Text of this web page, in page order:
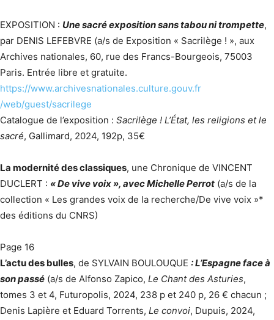
EXPOSITION : Une sacré exposition sans tabou ni trompette,
par DENIS LEFEBVRE (a/s de Exposition « Sacrilège ! », aux
Archives nationales, 60, rue des Francs-Bourgeois, 75003
Paris. Entrée libre et gratuite.
https://www.archivesnationales.culture.gouv.fr
/web/guest/sacrilege
Catalogue de l’exposition : Sacrilège ! L’État, les religions et le
sacré, Gallimard, 2024, 192p, 35€
La modernité des classiques, une Chronique de VINCENT
DUCLERT : « De vive voix », avec Michelle Perrot (a/s de la
collection « Les grandes voix de la recherche/De vive voix »*
des éditions du CNRS)
Page 16
L’actu des bulles, de SYLVAIN BOULOUQUE : L’Espagne face à
son passé (a/s de Alfonso Zapico, Le Chant des Asturies,
tomes 3 et 4, Futuropolis, 2024, 238 p et 240 p, 26 € chacun ;
Denis Lapière et Eduard Torrents, Le convoi, Dupuis, 2024,